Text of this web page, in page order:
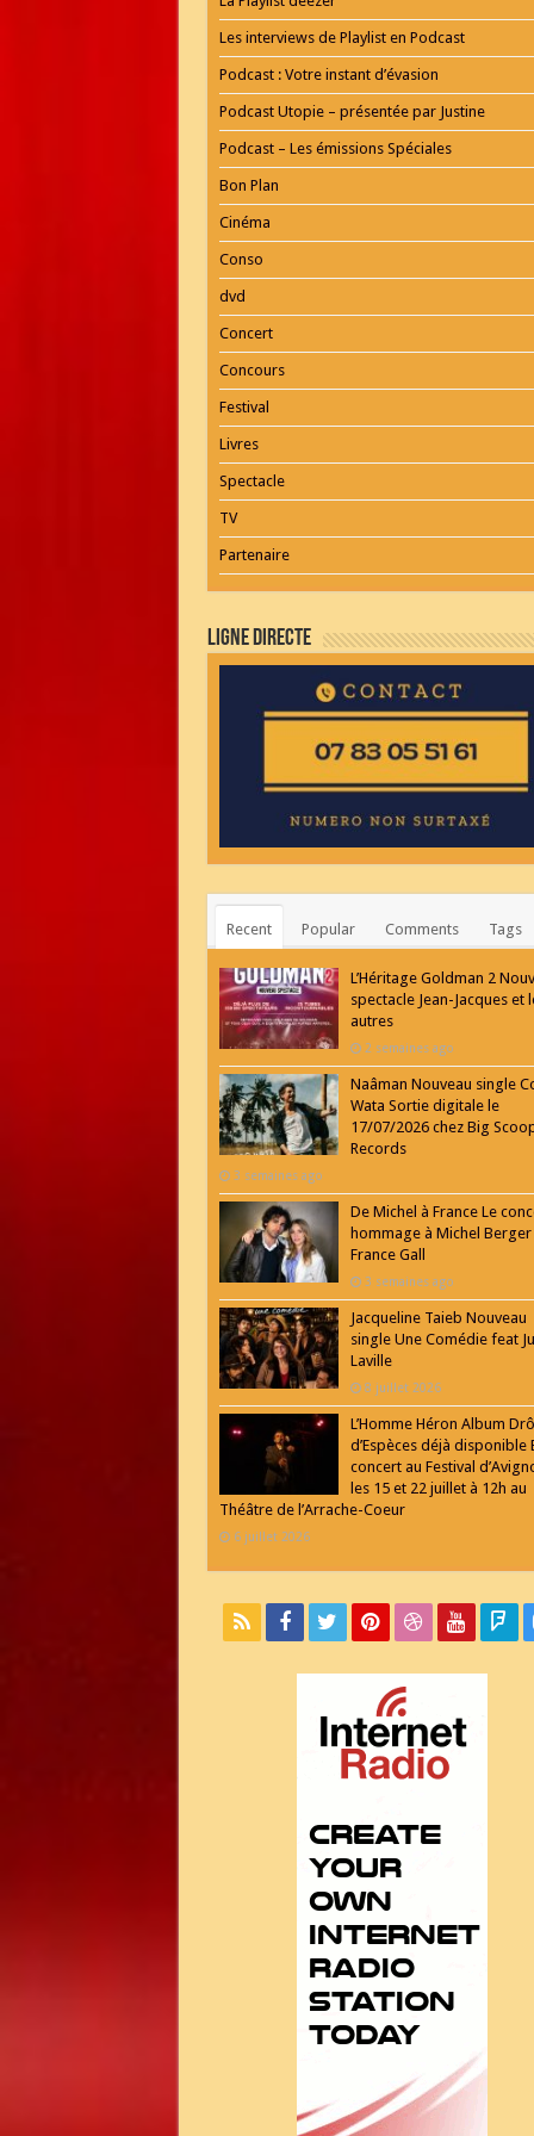
Les interviews de Playlist en Podcast
Podcast : Votre instant d’évasion
Podcast Utopie – présentée par Justine
Podcast – Les émissions Spéciales
Bon Plan
Cinéma
Conso
dvd
Concert
Concours
Festival
Livres
Spectacle
TV
Partenaire
Ligne Directe
Recent Popular Comments Tags
L’Héritage Goldman 2
spectacle Jean-Jacques et
autres
2 semaines ago
Naâman Nouveau single
Wata Sortie digitale le
17/07/2026 chez Big
Records
3 semaines ago
De Michel à France Le
hommage à Michel Berger
France Gall
3 semaines ago
Jacqueline Taieb Nouveau
single Une Comédie feat
Laville
8 juillet 2026
L’Homme Héron Album
d’Espèces déjà disponible
concert au Festival
les 15 et 22 juillet à 12h au
Théâtre de l’Arrache-Coeur
6 juillet 2026